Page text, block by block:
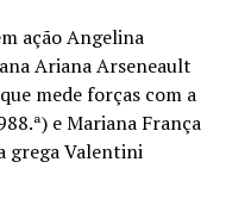
ação Angelina
Ariana Arseneault
mede forças com a
e Mariana França
grega Valentini